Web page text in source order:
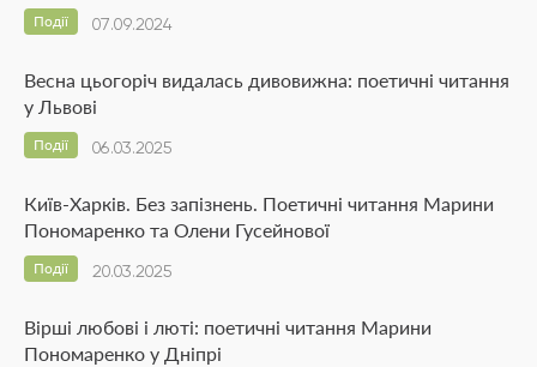
07.09.2024
Події
Весна цьогоріч видалась дивовижна: поетичні читання
у Львові
06.03.2025
Події
Київ-Харків. Без запізнень. Поетичні читання Марини
Пономаренко та Олени Гусейнової
20.03.2025
Події
Вірші любові і люті: поетичні читання Марини
Пономаренко у Дніпрі